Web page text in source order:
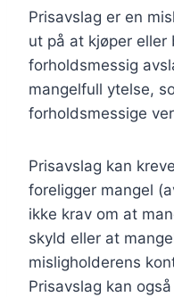
Prisavslag er en
ut på at kjøper
forholdsmessig
mangelfull ytelse,
forholdsmessige
Prisavslag kan
foreligger mangel
ikke krav om at
skyld eller at
misligholderens
Prisavslag kan